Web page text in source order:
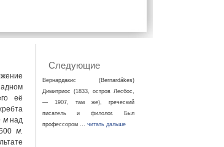
её
мнад
м.
Следующие
Вернардакис (Bernardákes)
Димитриос (1833, остров Лесбос,
— 1907, там же), греческий
писатель и филолог. Был
профессором … читать дальше